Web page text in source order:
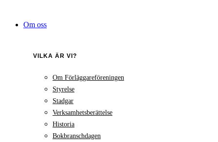
innehållOm oss
VILKA ÄR VI?
Om Förläggareföreningen
Styrelse
Stadgar
Verksamhetsberättelse
Historia
Bokbranschdagen